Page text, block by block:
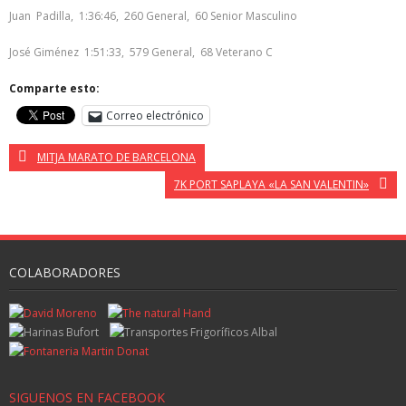
Juan Padilla, 1:36:46, 260 General, 60 Senior Masculino
José Giménez 1:51:33, 579 General, 68 Veterano C
Comparte esto:
Correo electrónico
MITJA MARATO DE BARCELONA
7K PORT SAPLAYA «LA SAN VALENTIN»
COLABORADORES
SIGUENOS EN FACEBOOK